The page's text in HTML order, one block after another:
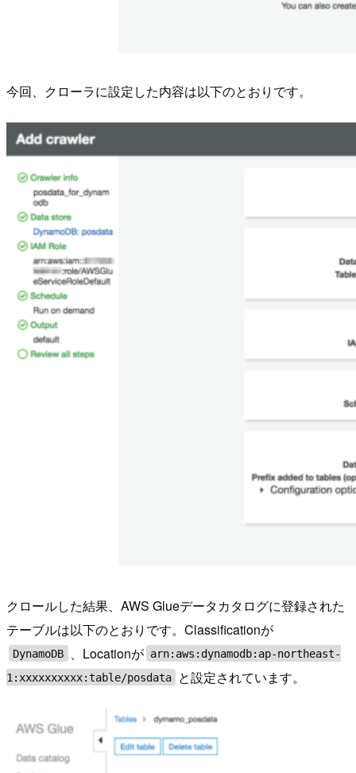
今回、クローラに設定した内容は以下のとおりです。
クロールした結果、AWS Glueデータカタログに登録された
テーブルは以下のとおりです。Classificationが
DynamoDB 、Locationが arn:aws:dynamodb:ap-northeast-
1:xxxxxxxxxx:table/posdata
と設定されています。